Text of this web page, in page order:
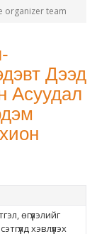
organizer team
Дээд
Асуудал
өгүүлэлийг
хэвлүүлэх